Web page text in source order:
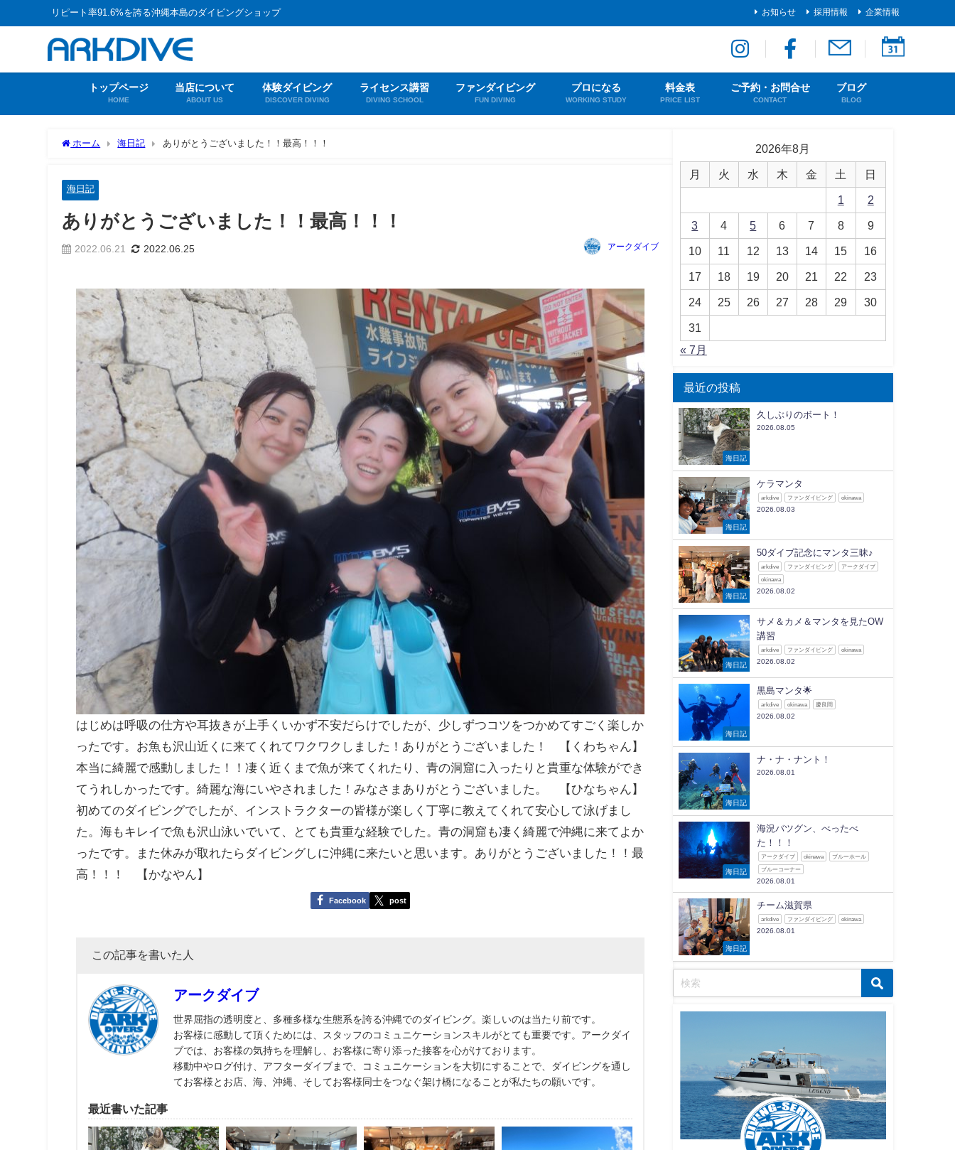
リピート率91.6%を誇る沖縄本島のダイビングショップ お知らせ 採用情報 企業情報
トップページ
HOME
当店について
ABOUT US
体験ダイビング
DISCOVER DIVING
ライセンス講習
DIVING SCHOOL
ファンダイビング
FUN DIVING
プロになる
WORKING STUDY
料金表
PRICE LIST
ご予約・お問合せ
CONTACT
ブログ
BLOG
ホーム 海日記 ありがとうございました！！最高！！！
海日記
ありがとうございました！！最高！！！
2022.06.21 2022.06.25 アークダイブ
はじめは呼吸の仕方や耳抜きが上手くいかず不安だらけでしたが、少しずつコツをつかめてすごく楽しか
ったです。お魚も沢山近くに来てくれてワクワクしました！ありがとうございました！ 【くわちゃん】
本当に綺麗で感動しました！！凄く近くまで魚が来てくれたり、青の洞窟に入ったりと貴重な体験ができ
てうれしかったです。綺麗な海にいやされました！みなさまありがとうございました。 【ひなちゃん】
初めてのダイビングでしたが、インストラクターの皆様が楽しく丁寧に教えてくれて安心して泳げまし
た。海もキレイで魚も沢山泳いでいて、とても貴重な経験でした。青の洞窟も凄く綺麗で沖縄に来てよか
ったです。また休みが取れたらダイビングしに沖縄に来たいと思います。ありがとうございました！！最
高！！！ 【かなやん】
Facebook post
この記事を書いた人
アークダイブ
世界屈指の透明度と、多種多様な生態系を誇る沖縄でのダイビング。楽しいのは当たり前です。
お客様に感動して頂くためには、スタッフのコミュニケーションスキルがとても重要です。アークダイ
ブでは、お客様の気持ちを理解し、お客様に寄り添った接客を心がけております。
移動中やログ付け、アフターダイブまで、コミュニケーションを大切にすることで、ダイビングを通し
てお客様とお店、海、沖縄、そしてお客様同士をつなぐ架け橋になることが私たちの願いです。
最近書いた記事
2026年8月
月 火 水 木 金 土 日
1 2
3 4 5 6 7 8 9
10 11 12 13 14 15 16
17 18 19 20 21 22 23
24 25 26 27 28 29 30
31
« 7月
最近の投稿
海日記
久しぶりのボート！
2026.08.05
海日記
ケラマンタ
arkdive ファンダイビング okinawa
2026.08.03
海日記
50ダイブ記念にマンタ三昧♪
arkdive ファンダイビング アークダイブ
okinawa
2026.08.02
海日記
サメ＆カメ＆マンタを見たOW
講習
arkdive ファンダイビング okinawa
2026.08.02
海日記
黒島マンタ🌟
arkdive okinawa 慶良間
2026.08.02
海日記
ナ・ナ・ナント！
2026.08.01
海日記
海況バツグン、べったべ
た！！！
アークダイブ okinawa ブルーホール
ブルーコーナー
2026.08.01
海日記
チーム滋賀県
arkdive ファンダイビング okinawa
2026.08.01